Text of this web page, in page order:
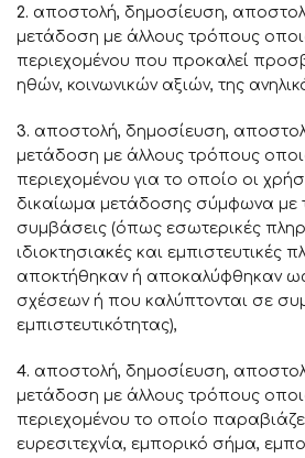
2. αποστολή, δημοσίευση,
μετάδοση με άλλους τρόπους
περιεχομένου που προκαλεί
ηθών, κοινωνικών αξιών, της
3. αποστολή, δημοσίευση,
μετάδοση με άλλους τρόπους
περιεχομένου για το οποίο οι
δικαίωμα μετάδοσης σύμφωνα με
συμβάσεις (όπως εσωτερικές
ιδιοκτησιακές και εμπιστευτικές
αποκτήθηκαν ή αποκαλύφθηκαν
σχέσεων ή που καλύπτονται σε
εμπιστευτικότητας),
4. αποστολή, δημοσίευση,
μετάδοση με άλλους τρόπους
περιεχομένου το οποίο
ευρεσιτεχνία, εμπορικό σήμα,